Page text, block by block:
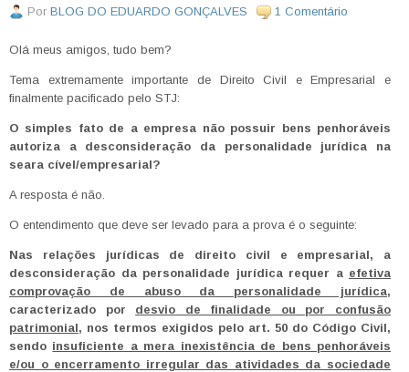
Por BLOG DO EDUARDO GONÇALVES 1 Comentário
Olá meus amigos, tudo bem?
Tema extremamente importante de Direito Civil e Empresarial e
finalmente pacificado pelo STJ:
O simples fato de a empresa não possuir bens penhoráveis
autoriza a desconsideração da personalidade jurídica na
seara cível/empresarial?
A resposta é não.
O entendimento que deve ser levado para a prova é o seguinte:
Nas relações jurídicas de direito civil e empresarial, a
desconsideração da personalidade jurídica requer a efetiva
comprovação de abuso da personalidade jurídica,
caracterizado por desvio de finalidade ou por confusão
patrimonial, nos termos exigidos pelo art. 50 do Código Civil,
sendo insuficiente a mera inexistência de bens penhoráveis
e/ou o encerramento irregular das atividades da sociedade